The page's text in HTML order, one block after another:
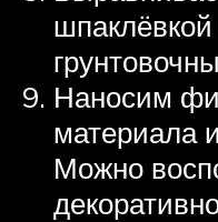
Наносим
материала
Можно